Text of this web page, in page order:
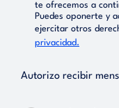
te ofrecemos a
Puedes oponerte y
ejercitar otros
privacidad.
Autorizo recibir